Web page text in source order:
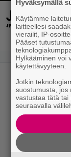
Jani
”Kaikki
Hyväksymällä
Käytämme
laitteellesi
vierailit, IP-
Pääset
Hylkääminen voi
käytettävyyteen.
Jotkin
suostumusta, jos
vastustaa tätä tai
seuraavalla